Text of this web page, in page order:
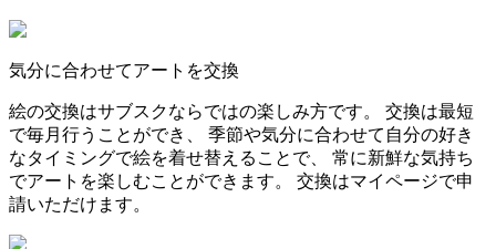
気分に合わせてアートを交換
絵の交換はサブスクならではの楽しみ方です。 交換は最短
で毎月行うことができ、 季節や気分に合わせて自分の好き
なタイミングで絵を着せ替えることで、 常に新鮮な気持ち
でアートを楽しむことができます。 交換はマイページで申
請いただけます。